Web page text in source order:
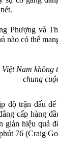
Phượng và
nào có thể
Nam không
chung
độ trận đấu
cấp hàng
giản hiệu quả
76 (Craig